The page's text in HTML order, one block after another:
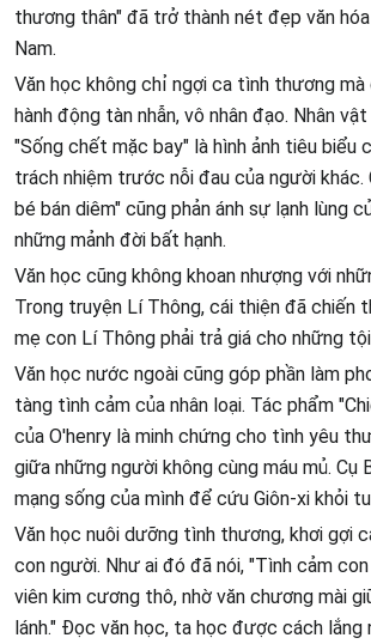
thương thân" đã trở thành nét đẹp văn
Nam.
Văn học không chỉ ngợi ca tình thương mà
hành động tàn nhẫn, vô nhân đạo. Nhân
"Sống chết mặc bay" là hình ảnh tiêu biểu
trách nhiệm trước nỗi đau của người khác.
bé bán diêm" cũng phản ánh sự lạnh lùng
những mảnh đời bất hạnh.
Văn học cũng không khoan nhượng với
Trong truyện Lí Thông, cái thiện đã chiến
mẹ con Lí Thông phải trả giá cho những
Văn học nước ngoài cũng góp phần làm
tàng tình cảm của nhân loại. Tác phẩm
của O'henry là minh chứng cho tình yêu
giữa những người không cùng máu mủ. Cụ
mạng sống của mình để cứu Giôn-xi khỏi
Văn học nuôi dưỡng tình thương, khơi gợi
con người. Như ai đó đã nói, "Tình cảm
viên kim cương thô, nhờ văn chương mài
lánh." Đọc văn học, ta học được cách lắng